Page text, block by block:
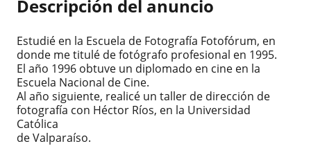
Descripción del anuncio
Estudié en la Escuela de Fotografía Fotofórum, en
donde me titulé de fotógrafo profesional en 1995.
El año 1996 obtuve un diplomado en cine en la
Escuela Nacional de Cine.
Al año siguiente, realicé un taller de dirección de
fotografía con Héctor Ríos, en la Universidad
Católica
de Valparaíso.